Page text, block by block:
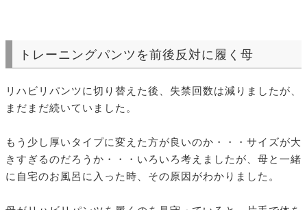
トレーニングパンツを前後反対に履く母
リハビリパンツに切り替えた後、失禁回数は減りましたが、
まだまだ続いていました。
もう少し厚いタイプに変えた方が良いのか・・・サイズが大
きすぎるのだろうか・・・いろいろ考えましたが、母と一緒
に自宅のお風呂に入った時、その原因がわかりました。